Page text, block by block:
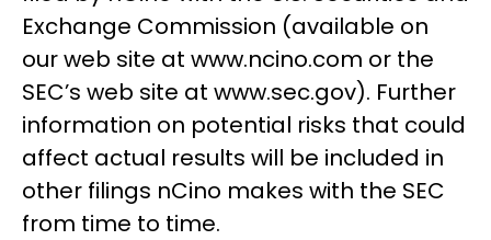
Exchange Commission (available on
our web site at www.ncino.com or the
SEC’s web site at www.sec.gov). Further
information on potential risks that could
affect actual results will be included in
other filings nCino makes with the SEC
from time to time.